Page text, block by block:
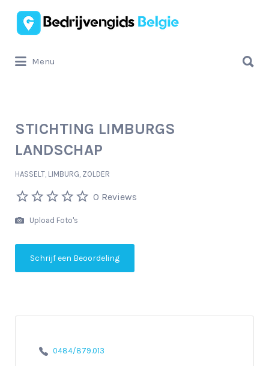
Zoek
naar:
Menu
naar:
STICHTING LIMBURGS
LANDSCHAP
HASSELT, LIMBURG, ZOLDER
0 Reviews
Upload Foto's
Schrijf een Beoordeling
0484/879.013